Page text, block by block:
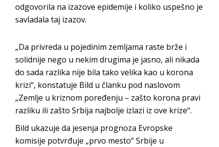
odgovorila na izazove epidemije i koliko uspešno je
savladala taj izazov.
„Da privreda u pojedinim zemljama raste brže i
solidnije nego u nekim drugima je jasno, ali nikada
do sada razlika nije bila tako velika kao u korona
krizi“, konstatuje Bild u članku pod naslovom
„Zemlje u kriznom poređenju – zašto korona pravi
razliku ili zašto Srbija najbolje izlazi iz ove krize“.
Bild ukazuje da jesenja prognoza Evropske
komisije potvrđuje „prvo mesto“ Srbije u